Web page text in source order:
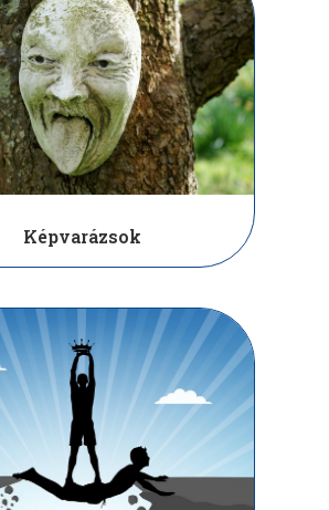
Képvarázsok